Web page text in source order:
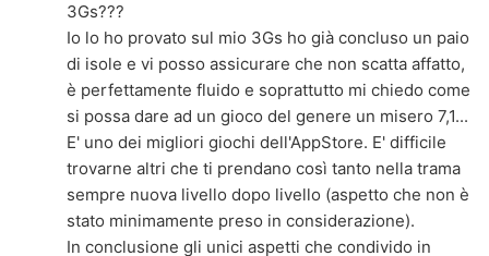
3Gs???
Io lo ho provato sul mio 3Gs ho già concluso un paio
di isole e vi posso assicurare che non scatta affatto,
è perfettamente fluido e soprattutto mi chiedo come
si possa dare ad un gioco del genere un misero 7,1...
E' uno dei migliori giochi dell'AppStore. E' difficile
trovarne altri che ti prendano così tanto nella trama
sempre nuova livello dopo livello (aspetto che non è
stato minimamente preso in considerazione).
In conclusione gli unici aspetti che condivido in